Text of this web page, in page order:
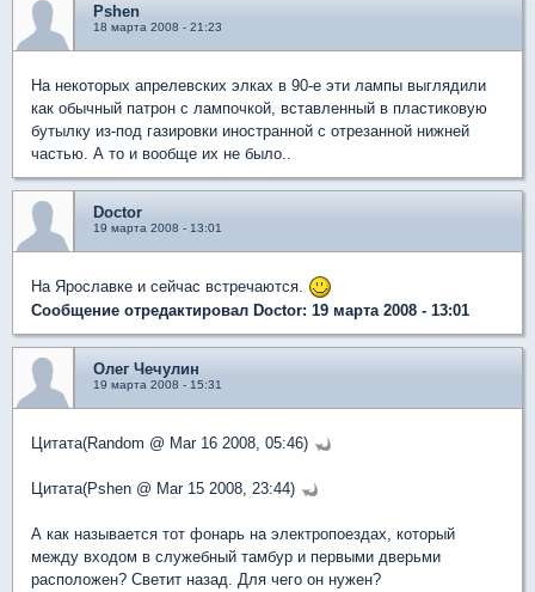
Pshen
18 марта 2008 - 21:23
На некоторых апрелевских элках в 90-е эти лампы выглядили
как обычный патрон с лампочкой, вставленный в пластиковую
бутылку из-под газировки иностранной с отрезанной нижней
частью. А то и вообще их не было..
Doctor
19 марта 2008 - 13:01
На Ярославке и сейчас встречаются.
Сообщение отредактировал Doctor: 19 марта 2008 - 13:01
Олег Чечулин
19 марта 2008 - 15:31
Цитата(Random @ Mar 16 2008, 05:46)
Цитата(Pshen @ Mar 15 2008, 23:44)
А как называется тот фонарь на электропоездах, который
между входом в служебный тамбур и первыми дверьми
расположен? Светит назад. Для чего он нужен?